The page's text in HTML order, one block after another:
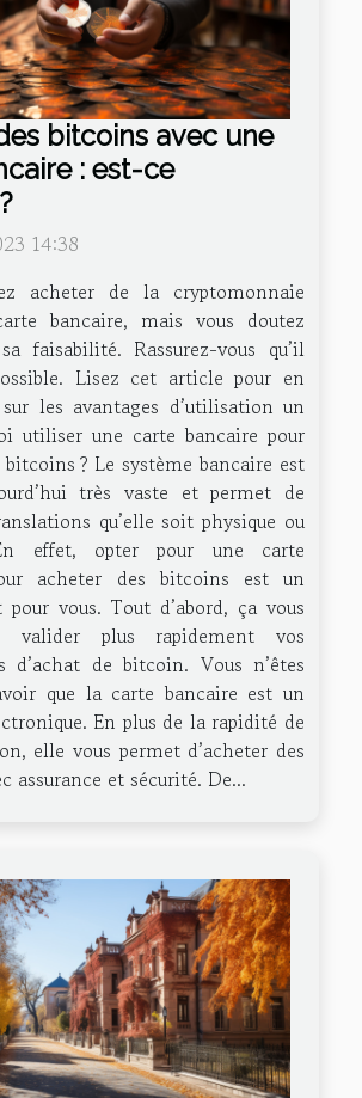
bitcoins avec une
: est-ce
14:38
acheter de la cryptomonnaie
bancaire, mais vous doutez
faisabilité. Rassurez-vous qu’il
Lisez cet article pour en
les avantages d’utilisation un
utiliser une carte bancaire pour
? Le système bancaire est
très vaste et permet de
qu’elle soit physique ou
effet, opter pour une carte
acheter des bitcoins est un
vous. Tout d’abord, ça vous
valider plus rapidement vos
d’achat de bitcoin. Vous n’êtes
que la carte bancaire est un
En plus de la rapidité de
elle vous permet d’acheter des
assurance et sécurité. De...